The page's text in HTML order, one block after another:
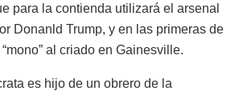
para la contienda utilizará el arsenal
Donanld Trump, y en las primeras de
al criado en Gainesville.
es hijo de un obrero de la